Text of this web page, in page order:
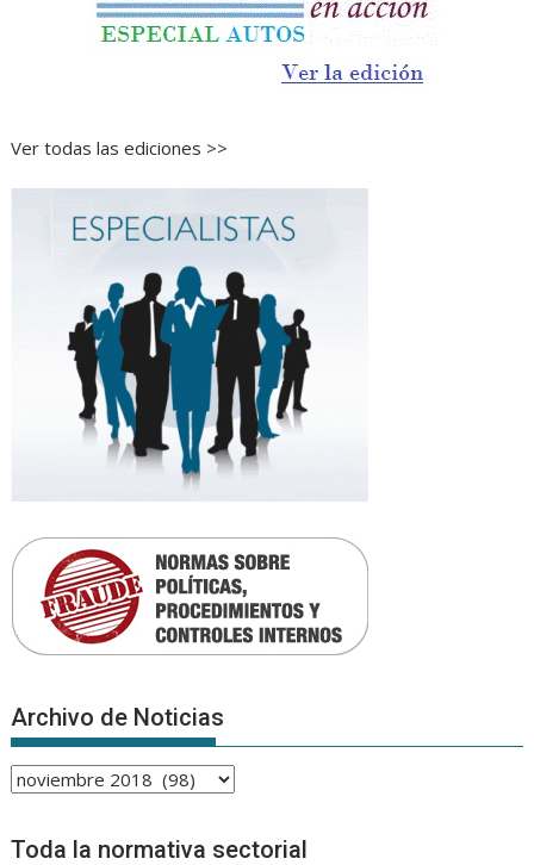
Ver todas las ediciones >>
Archivo de Noticias
Archivo
Noticias
Toda la normativa sectorial